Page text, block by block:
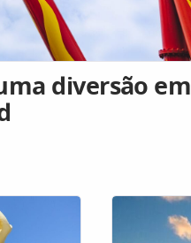
diversão em